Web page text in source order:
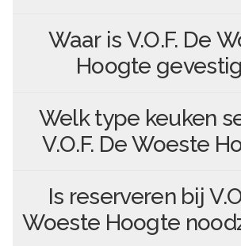
Waar is V.O.F. De
Hoogte
Welk type keuken
V.O.F. De Woeste
Is reserveren bij
Woeste Hoogte